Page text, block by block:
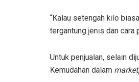
“Kalau setengah kilo
tergantung jenis dan cara
Untuk penjualan, selain
Kemudahan dalam